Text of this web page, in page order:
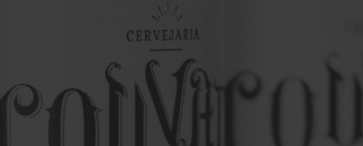
Trabalhe conosco
Notícias
Seja um Parceiro Louvada